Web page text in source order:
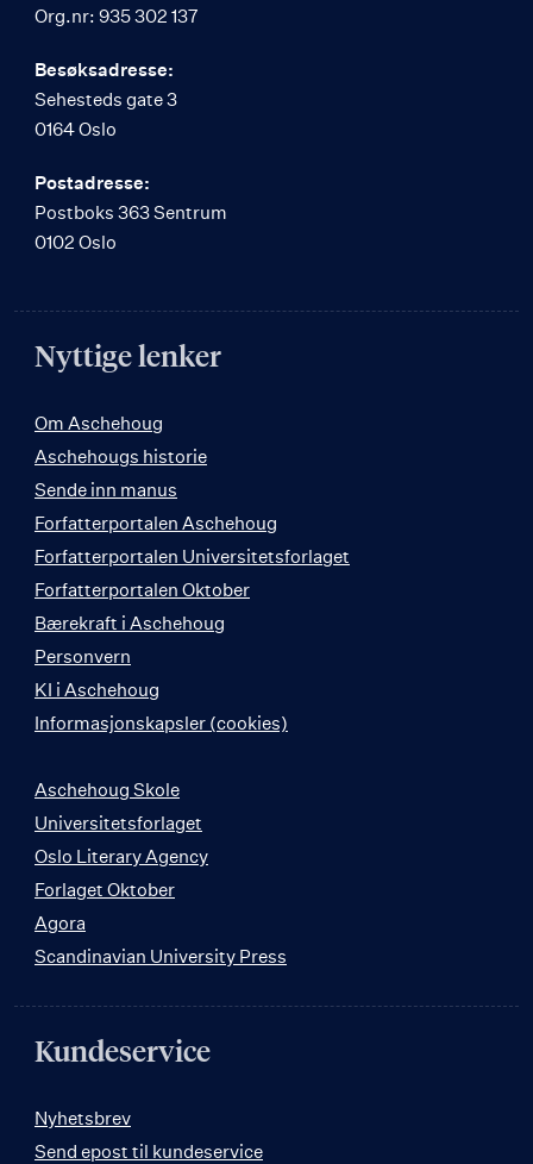
Org.nr: 935 302 137
Besøksadresse:
Sehesteds gate 3
0164 Oslo
Postadresse:
Postboks 363 Sentrum
0102 Oslo
Nyttige lenker
Om Aschehoug
Aschehougs historie
Sende inn manus
Forfatterportalen Aschehoug
Forfatterportalen Universitetsforlaget
Forfatterportalen Oktober
Bærekraft i Aschehoug
Personvern
KI i Aschehoug
Informasjonskapsler (cookies)
Aschehoug Skole
Universitetsforlaget
Oslo Literary Agency
Forlaget Oktober
Agora
Scandinavian University Press
Kundeservice
Nyhetsbrev
Send epost til kundeservice